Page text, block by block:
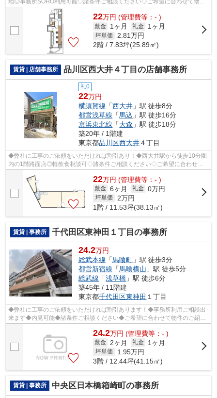
地◎事務所SOHO利用可能◇諸条件ご相談ください◇ご希望に合わせて物件
のご提案が可能です◇お気軽にお問い合わせくだ...
22万円 (管理費等：- )
敷金 1ヶ月 礼金 1ヶ月
坪単価 2.81万円
2階 / 7.83坪(25.89㎡)
賃貸 | 店舗事務所 品川区西大井４丁目の店舗事務所
礼0
22万円
横須賀線 「西大井 」駅 徒歩8分
都営浅草線 「馬込 」駅 徒歩16分
京浜東北線 「大森 」駅 徒歩18分
築20年 / 1階建
東京都品川区西大井４丁目
◆弊社に工事のご依頼をいただければ割引あり！◆西大井駅から徒歩10分圏
内の1階路面店◎軽飲食相談可◇諸条件ご相談ください◇ご希望に合わせて
物件のご提案が可能です◇お気軽にお問い合わ...
22万円 (管理費等：- )
敷金 6ヶ月 礼金 0万円
坪単価 2万円
1階 / 11.53坪(38.13㎡)
賃貸 | 事務所 千代田区東神田１丁目の事務所
24.2万円
総武本線 「馬喰町 」駅 徒歩3分
都営新宿線 「馬喰横山 」駅 徒歩5分
総武線 「浅草橋 」駅 徒歩6分
築45年 / 11階建
東京都千代田区東神田 １丁目
◆弊社に工事のご依頼をいただければ割引あります！◆事務所利用ご相談出
来ます◆内見可能◆諸条件ご相談ください◆ご希望に合わせて物件のご紹介
可能です◆業種・ご希望条件等お気軽にお問...
24.2万円 (管理費等：- )
敷金 2ヶ月 礼金 1ヶ月
坪単価 1.95万円
3階 / 12.44坪(41.15㎡)
賃貸 | 事務所 中央区日本橋箱崎町の事務所